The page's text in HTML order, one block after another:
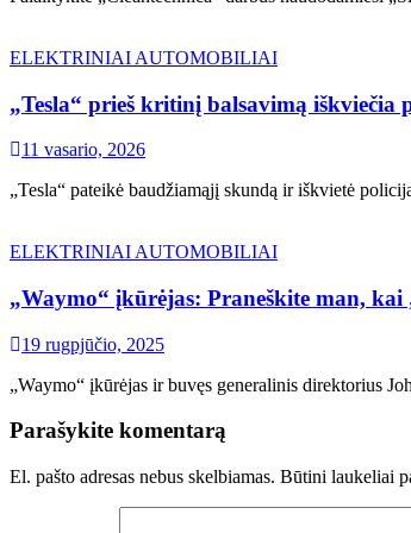
ELEKTRINIAI AUTOMOBILIAI
„Tesla“ prieš kritinį balsavimą
11 vasario, 2026
„Tesla“ pateikė baudžiamąjį skundą ir iškvietė
ELEKTRINIAI AUTOMOBILIAI
„Waymo“ įkūrėjas: Praneškite man,
19 rugpjūčio, 2025
„Waymo“ įkūrėjas ir buvęs generalinis direktorius
Parašykite komentarą
El. pašto adresas nebus skelbiamas. Būtini laukeliai